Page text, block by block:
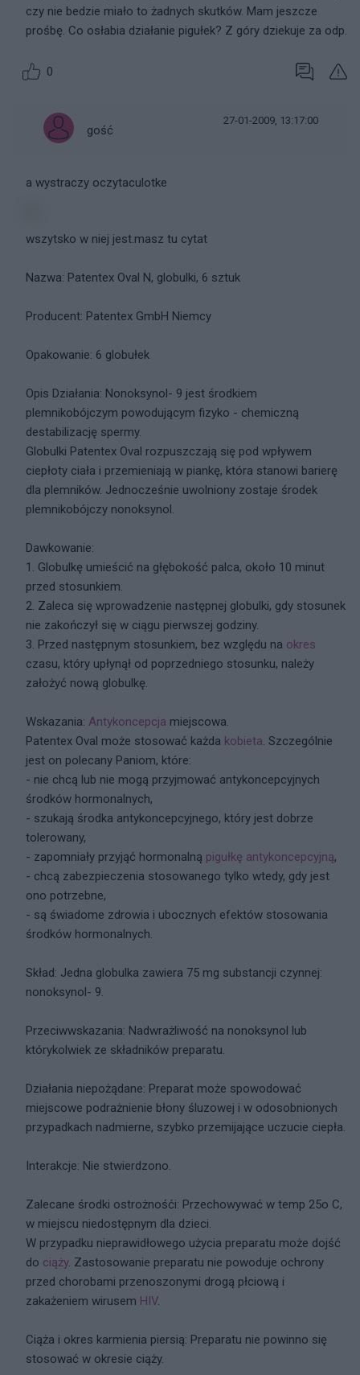
czy nie bedzie miało to żadnych skutków. Mam jeszcze
prośbę. Co osłabia działanie pigułek? Z góry dziekuje za odp.
0
gość
27-01-2009, 13:17:00
a wystraczy oczytaculotke
wszytsko w niej jest.masz tu cytat
Nazwa: Patentex Oval N, globulki, 6 sztuk
Producent: Patentex GmbH Niemcy
Opakowanie: 6 globułek
Opis Działania: Nonoksynol- 9 jest środkiem
plemnikobójczym powodującym fizyko - chemiczną
destabilizację spermy.
Globulki Patentex Oval rozpuszczają się pod wpływem
ciepłoty ciała i przemieniają w piankę, która stanowi barierę
dla plemników. Jednocześnie uwolniony zostaje środek
plemnikobójczy nonoksynol.
Dawkowanie:
1. Globulkę umieścić na głębokość palca, około 10 minut
przed stosunkiem.
2. Zaleca się wprowadzenie następnej globulki, gdy stosunek
nie zakończył się w ciągu pierwszej godziny.
3. Przed następnym stosunkiem, bez względu na okres
czasu, który upłynął od poprzedniego stosunku, należy
założyć nową globulkę.
Wskazania: Antykoncepcja miejscowa.
Patentex Oval może stosować każda kobieta. Szczególnie
jest on polecany Paniom, które:
- nie chcą lub nie mogą przyjmować antykoncepcyjnych
środków hormonalnych,
- szukają środka antykoncepcyjnego, który jest dobrze
tolerowany,
- zapomniały przyjąć hormonalną pigułkę antykoncepcyjną,
- chcą zabezpieczenia stosowanego tylko wtedy, gdy jest
ono potrzebne,
- są świadome zdrowia i ubocznych efektów stosowania
środków hormonalnych.
Skład: Jedna globulka zawiera 75 mg substancji czynnej:
nonoksynol- 9.
Przeciwwskazania: Nadwrażliwość na nonoksynol lub
którykolwiek ze składników preparatu.
Działania niepożądane: Preparat może spowodować
miejscowe podrażnienie błony śluzowej i w odosobnionych
przypadkach nadmierne, szybko przemijające uczucie ciepła.
Interakcje: Nie stwierdzono.
Zalecane środki ostrożnośći: Przechowywać w temp 25o C,
w miejscu niedostępnym dla dzieci.
W przypadku nieprawidłowego użycia preparatu może dojść
do ciąży. Zastosowanie preparatu nie powoduje ochrony
przed chorobami przenoszonymi drogą płciową i
zakażeniem wirusem HIV.
Ciąża i okres karmienia piersią: Preparatu nie powinno się
stosować w okresie ciąży.